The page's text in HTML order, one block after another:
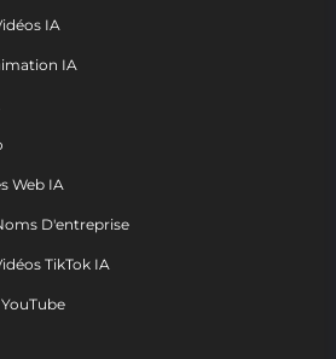
IA
IA
Web IA
D'entreprise
TikTok IA